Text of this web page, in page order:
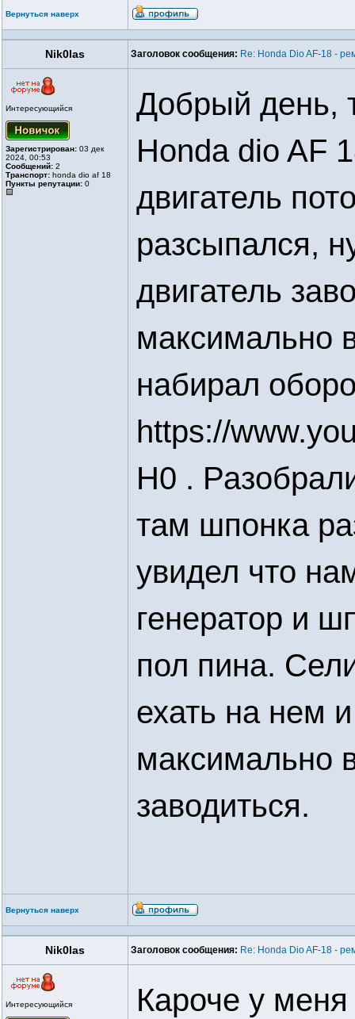
Вернуться наверх
Nik0las Заголовок сообщения: Re: Honda Dio AF-18 -
Интересующийся
Зарегистрирован: 03 дек
2024, 00:53
Сообщений: 2
Транспорт: honda dio af 18
Пункты репутации: 0
Добрый день,
Honda dio AF
двигатель
разсыпался,
двигатель
максимально
набирал
https://
H0 .
там шпонка
увидел что
генератор и
пол пина.
ехать на нем
максимально
заводиться.
Вернуться наверх
Nik0las Заголовок сообщения: Re: Honda Dio AF-18 -
Интересующийся
Кароче у